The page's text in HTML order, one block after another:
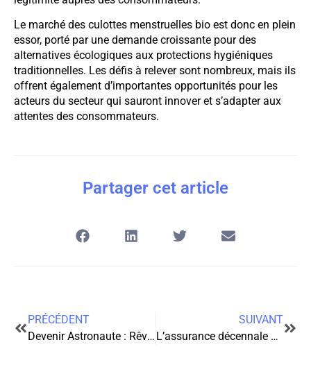
Le marché des culottes menstruelles bio est donc en plein
essor, porté par une demande croissante pour des
alternatives écologiques aux protections hygiéniques
traditionnelles. Les défis à relever sont nombreux, mais ils
offrent également d’importantes opportunités pour les
acteurs du secteur qui sauront innover et s’adapter aux
attentes des consommateurs.
Partager cet article
PRÉCÉDENT
Devenir Astronaute : Rêve, réalité et préparation
SUIVANT
L’assurance décennale pour les pros du bâtiment, pour les micro-entrepreneurs aussi ?